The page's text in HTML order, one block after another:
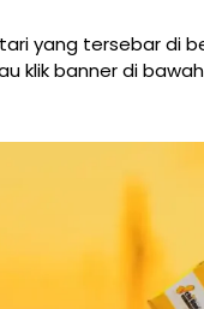
yang tersebar di
klik banner di